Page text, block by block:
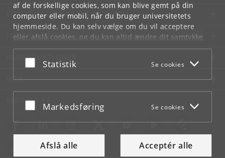
af de forskellige cookies, som kan blive gemt på din
computer eller mobil, når du bruger universitetets
hjemmeside. Du kan selv vælge om du vil acceptere
eller afslå cookies, og du kan altid ændre dit samtykke
underCookie- og privatlivspolitiksom du finder i
bunden af hver side.
Acceptér eller afslå
Statistik Se cookies
Acceptér eller afslå
Markedsføring Se cookies
Afslå alle Acceptér alle
FOR STUDERENDE OG ANSATTE
JOB OG KARRIERE
NØDSITUATIONER
WEB
MØD KU PÅ